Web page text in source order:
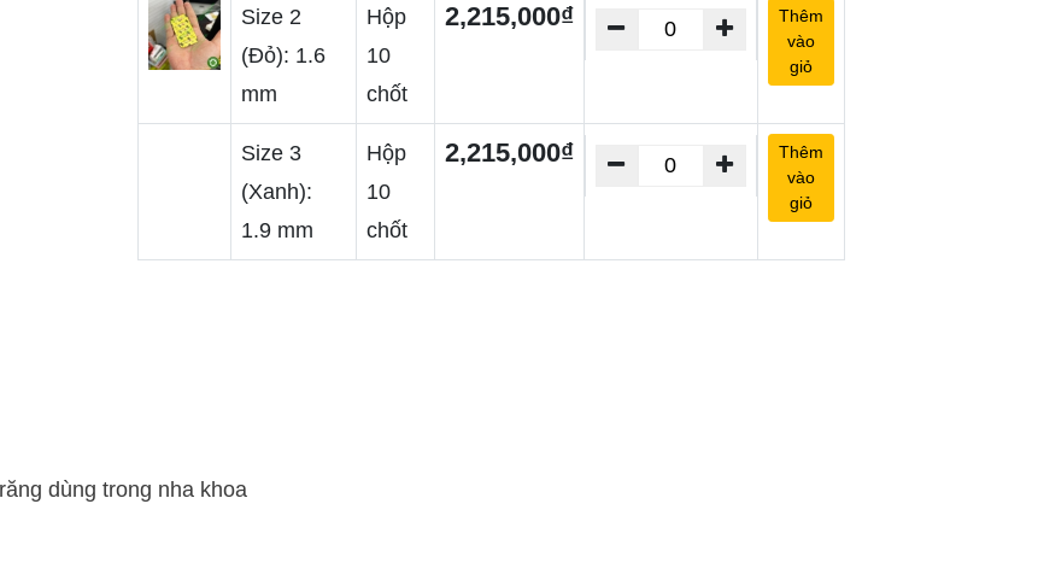
Size 2
(Đỏ): 1.6
mm
Hộp
10
chốt
2,215,000₫
Thêm
vào
giỏ
Size 3
(Xanh):
1.9 mm
Hộp
10
chốt
2,215,000₫
Thêm
vào
giỏ
dùng trong nha khoa